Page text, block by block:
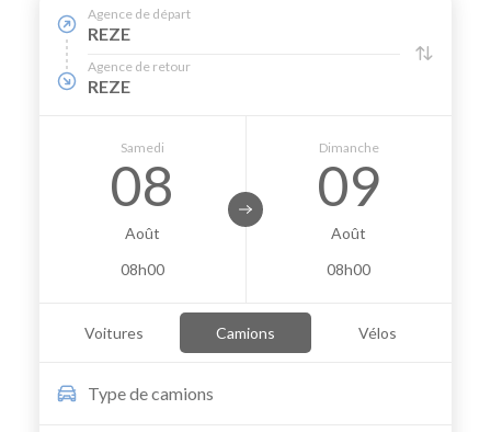
Agence de départ
REZE
Agence de retour
REZE
Samedi
08
Août
08h00
Dimanche
09
Août
08h00
Voitures Camions Vélos
Type decamions